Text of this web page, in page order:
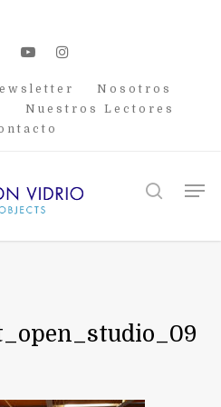
youtubeinstagram
Nosotros
Nuestros Lectores
search